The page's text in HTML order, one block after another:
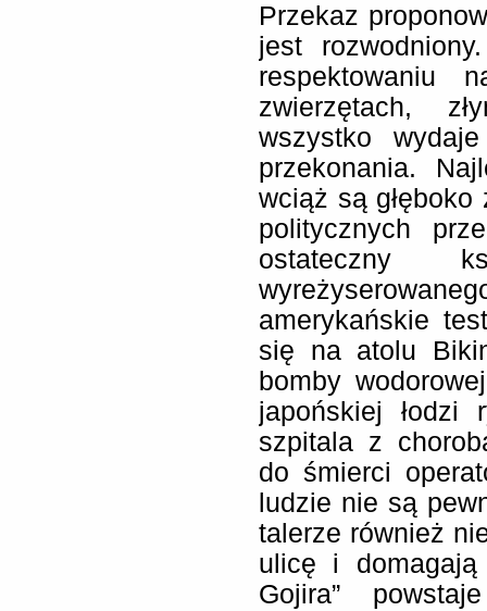
Przekaz
jest
respektowaniu
zwierzętach,
wszystko
przekonania.
wciąż są
politycznych
ostateczny
amerykańskie
się na atolu
bomby
japońskiej łodzi
szpitala z
do śmierci
ludzie nie są
talerze również
ulicę i domagają
Gojira”